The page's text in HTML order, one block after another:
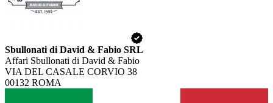
Sbullonati di David & Fabio SRL
Affari Sbullonati di David & Fabio
VIA DEL CASALE CORVIO 38
00132 ROMA